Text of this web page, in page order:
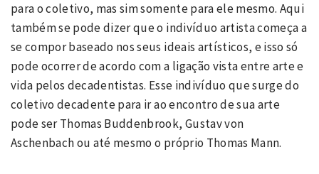
para o coletivo, mas sim somente para ele mesmo. Aqui
também se pode dizer que o indivíduo artista começa a
se compor baseado nos seus ideais artísticos, e isso só
pode ocorrer de acordo com a ligação vista entre arte e
vida pelos decadentistas. Esse indivíduo que surge do
coletivo decadente para ir ao encontro de sua arte
pode ser Thomas Buddenbrook, Gustav von
Aschenbach ou até mesmo o próprio Thomas Mann.